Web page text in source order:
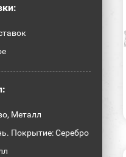
and Butt-Head
Металл
Покрытие: Серебро